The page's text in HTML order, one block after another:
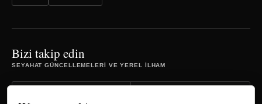
Bizi takip edin
SEYAHAT GÜNCELLEMELERI VE YEREL ILHAM